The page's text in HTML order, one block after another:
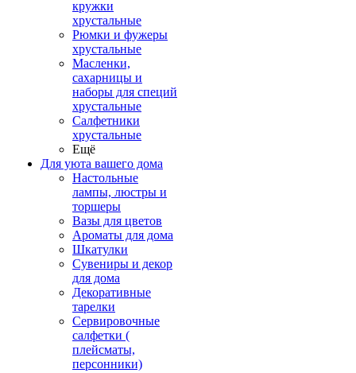
кружки
хрустальные
Рюмки и фужеры
хрустальные
Масленки,
сахарницы и
наборы для специй
хрустальные
Салфетники
хрустальные
Ещё
Для уюта вашего дома
Настольные
лампы, люстры и
торшеры
Вазы для цветов
Ароматы для дома
Шкатулки
Сувениры и декор
для дома
Декоративные
тарелки
Сервировочные
салфетки (
плейсматы,
персонники)